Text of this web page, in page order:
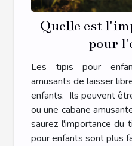
Quelle est
pour
Les tipis pour
amusants de laisser
enfants. Ils peuvent
ou une cabane
saurez l'importance du
pour enfants sont plus